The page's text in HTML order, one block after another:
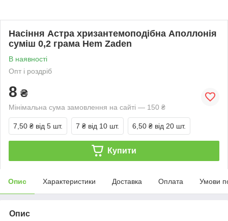
Насіння Астра хризантемоподібна Аполлонія
суміш 0,2 грама Hem Zaden
В наявності
Опт і роздріб
8 ₴
Мінімальна сума замовлення на сайті — 150 ₴
7,50 ₴ від 5 шт. 7 ₴ від 10 шт. 6,50 ₴ від 20 шт.
Купити
Опис Характеристики Доставка Оплата Умови
Опис